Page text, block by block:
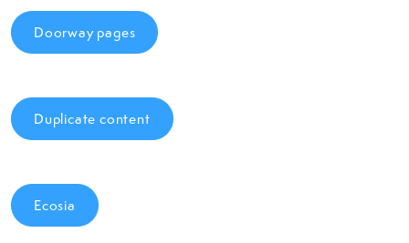
Doorway pages
Duplicate content
Ecosia